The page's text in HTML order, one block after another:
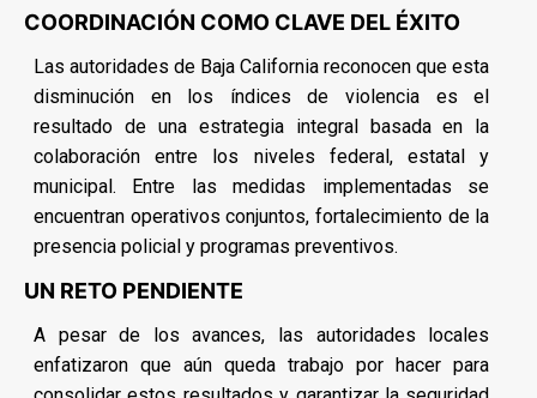
COORDINACIÓN COMO CLAVE DEL ÉXITO
Las autoridades de Baja California reconocen que esta
disminución en los índices de violencia es el
resultado de una estrategia integral basada en la
colaboración entre los niveles federal, estatal y
municipal. Entre las medidas implementadas se
encuentran operativos conjuntos, fortalecimiento de la
presencia policial y programas preventivos.
UN RETO PENDIENTE
A pesar de los avances, las autoridades locales
enfatizaron que aún queda trabajo por hacer para